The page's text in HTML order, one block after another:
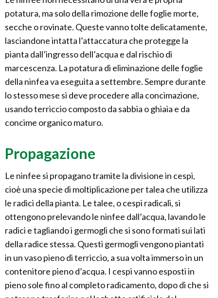
potatura, ma solo della rimozione delle foglie morte,
secche o rovinate. Queste vanno tolte delicatamente,
lasciandone intatta l’attaccatura che protegge la
pianta dall’ingresso dell’acqua e dal rischio di
marcescenza. La potatura di eliminazione delle foglie
della ninfea va eseguita a settembre. Sempre durante
lo stesso mese si deve procedere alla concimazione,
usando terriccio composto da sabbia o ghiaia e da
concime organico maturo.
Propagazione
Le ninfee si propagano tramite la divisione in cespi,
cioè una specie di moltiplicazione per talea che utilizza
le radici della pianta. Le talee, o cespi radicali, si
ottengono prelevando le ninfee dall’acqua, lavando le
radici e tagliando i germogli che si sono formati sui lati
della radice stessa. Questi germogli vengono piantati
in un vaso pieno di terriccio, a sua volta immerso in un
contenitore pieno d’acqua. I cespi vanno esposti in
pieno sole fino al completo radicamento, dopo di che si